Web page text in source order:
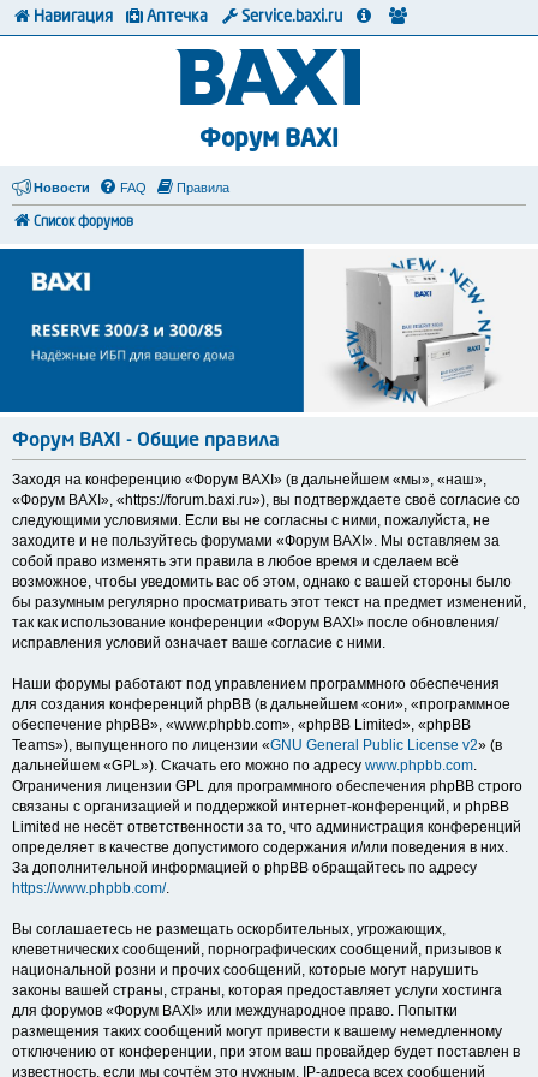
Форум BAXI
Новости FAQ Правила
Список форумов
Форум BAXI - Общие правила
Заходя на конференцию «Форум BAXI» (в дальнейшем «мы», «наш»,
«Форум BAXI», «https://forum.baxi.ru»), вы подтверждаете своё согласие со
следующими условиями. Если вы не согласны с ними, пожалуйста, не
заходите и не пользуйтесь форумами «Форум BAXI». Мы оставляем за
собой право изменять эти правила в любое время и сделаем всё
возможное, чтобы уведомить вас об этом, однако с вашей стороны было
бы разумным регулярно просматривать этот текст на предмет изменений,
так как использование конференции «Форум BAXI» после обновления/
исправления условий означает ваше согласие с ними.
Наши форумы работают под управлением программного обеспечения
для создания конференций phpBB (в дальнейшем «они», «программное
обеспечение phpBB», «www.phpbb.com», «phpBB Limited», «phpBB
Teams»), выпущенного по лицензии «GNU General Public License v2» (в
дальнейшем «GPL»). Скачать его можно по адресу www.phpbb.com.
Ограничения лицензии GPL для программного обеспечения phpBB строго
связаны с организацией и поддержкой интернет-конференций, и phpBB
Limited не несёт ответственности за то, что администрация конференций
определяет в качестве допустимого содержания и/или поведения в них.
За дополнительной информацией о phpBB обращайтесь по адресу
https://www.phpbb.com/.
Вы соглашаетесь не размещать оскорбительных, угрожающих,
клеветнических сообщений, порнографических сообщений, призывов к
национальной розни и прочих сообщений, которые могут нарушить
законы вашей страны, страны, которая предоставляет услуги хостинга
для форумов «Форум BAXI» или международное право. Попытки
размещения таких сообщений могут привести к вашему немедленному
отключению от конференции, при этом ваш провайдер будет поставлен в
известность, если мы сочтём это нужным. IP-адреса всех сообщений
Навигация Аптечка Service.baxi.ru